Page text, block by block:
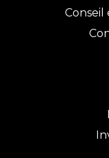
Conseil